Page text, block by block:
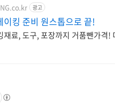
광고
킹 준비 원스톱으로 끝!
료, 도구, 포장까지 거품뺀가격!